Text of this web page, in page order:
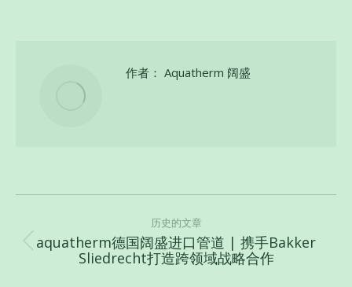
作者： Aquatherm 阔盛
历史的文章
历
史
aquatherm德国阔盛进口管道 | 携手Bakker
Sliedrecht打造跨领域战略合作